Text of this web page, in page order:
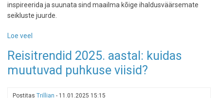
inspireerida ja suunata sind maailma kõige ihaldusväärsemate
seikluste juurde.
Loe veel
unistuste
nimekiri:
Tripadvisori
Reisitrendid 2025. aastal: kuidas
muutuvad puhkuse viisid?
Postitas Trillian - 11.01.2025 15:15